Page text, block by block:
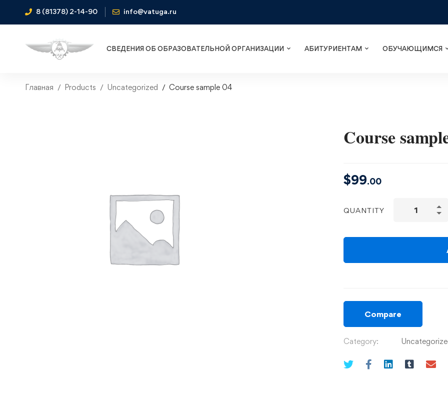
8 (81378) 2-14-90 info@vatuga.ru
СВЕДЕНИЯ ОБ ОБРАЗОВАТЕЛЬНОЙ ОРГАНИЗАЦИИ АБИТУРИЕНТАМ ОБУЧАЮЩИМСЯ
Главная Products Uncategorized Course sample 04
Course
$99.00
QUANTITY
Compare
Category: